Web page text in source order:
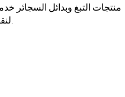
منتجات التبغ وبدائل السجائر
لنقل البضائع الحساسة والخاضعة للرقابة.